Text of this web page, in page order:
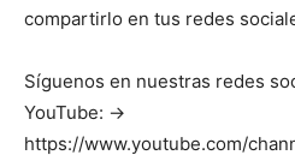
compartirlo en tus redes
Síguenos en nuestras redes
YouTube: →
https://www.youtube.com/